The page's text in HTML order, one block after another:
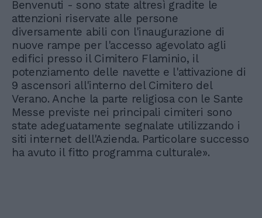
Benvenuti - sono state altresì gradite le
attenzioni riservate alle persone
diversamente abili con l'inaugurazione di
nuove rampe per l'accesso agevolato agli
edifici presso il Cimitero Flaminio, il
potenziamento delle navette e l'attivazione di
9 ascensori all'interno del Cimitero del
Verano. Anche la parte religiosa con le Sante
Messe previste nei principali cimiteri sono
state adeguatamente segnalate utilizzando i
siti internet dell'Azienda. Particolare successo
ha avuto il fitto programma culturale».